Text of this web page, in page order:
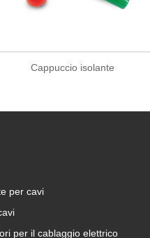
Cappuccio isolante
Come utilizzare i cavi sui fili?
2024/12/24
Nel campo del lavoro elettrico,
per cavi
per il cablaggio elettrico